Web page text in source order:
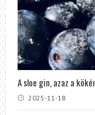
A sloe gin, azaz a
2025-11-18